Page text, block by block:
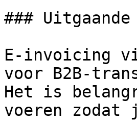
###
E-invoicing
voor B2B-
Het is
voeren zodat